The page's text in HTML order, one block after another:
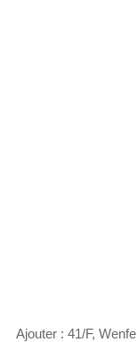
Ajouter : 41/F,